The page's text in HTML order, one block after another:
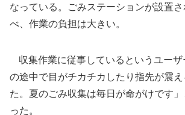
なっている。ごみステーションが設置
べ、作業の負担は大きい。
収集作業に従事しているというユー
の途中で目がチカチカしたり指先が震
た。夏のごみ収集は毎日が命がけです
った。